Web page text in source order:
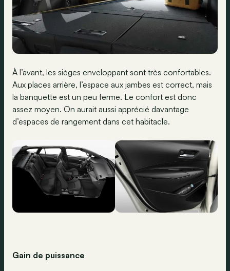
À l’avant, les sièges enveloppant sont très confortables.
Aux places arrière, l’espace aux jambes est correct, mais
la banquette est un peu ferme. Le confort est donc
assez moyen. On aurait aussi apprécié davantage
d’espaces de rangement dans cet habitacle.
Gain de puissance